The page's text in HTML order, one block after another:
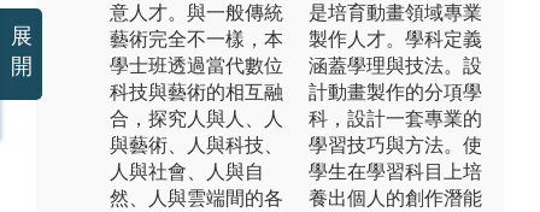
意人才。與一般傳統
藝術完全不一樣，本
學士班透過當代數位
科技與藝術的相互融
合，探究人與人、人
與藝術、人與科技、
人與社會、人與自
然、人與雲端間的各
是培育動畫領域專業
製作人才。學科定義
涵蓋學理與技法。設
計動畫製作的分項學
科，設計一套專業的
學習技巧與方法。使
學生在學習科目上培
養出個人的創作潛能
展
開